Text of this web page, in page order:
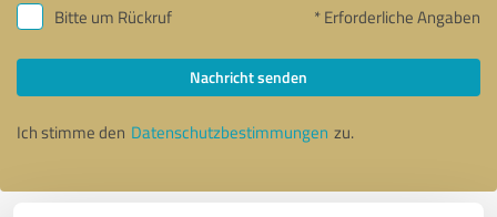
Bitte um Rückruf * Erforderliche Angaben
Nachricht senden
Ich stimme den Datenschutzbestimmungen zu.